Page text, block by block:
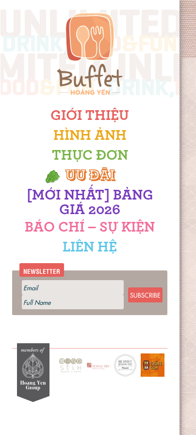
GIỚI THIỆU
HÌNH ẢNH
THỰC ĐƠN
ƯU ĐÃI
[MỚI NHẤT] BẢNG
GIÁ 2026
BÁO CHÍ – SỰ KIỆN
LIÊN HỆ
NEWSLETTER
SUBSCRIBE